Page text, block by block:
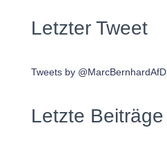
Letzter Tweet
Tweets by @MarcBernhardAfD
Letzte Beiträge